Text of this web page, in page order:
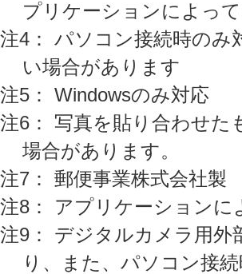
プリケーションによっ
注4： パソコン接続時のみ
い場合があります
注5： Windowsのみ対応
注6： 写真を貼り合わせた
場合があります。
注7： 郵便事業株式会社製
注8： アプリケーションに
注9： デジタルカメラ用外
り、また、パソコン接